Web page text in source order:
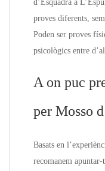
d’Esquadra a
proves diferents,
Poden ser proves
psicològics entre
A on puc
per Mosso
Basats en
recomanem